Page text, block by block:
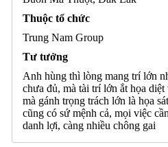
Thuộc tổ chức
Trung Nam Group
Tư tưởng
Anh hùng thì lòng mang trí lớn
chưa đủ, mà tài trí lớn ắt họa
mà gánh trọng trách lớn là họa
cũng có sứ mệnh cả, mọi việc
danh lợi, càng nhiều chông gai